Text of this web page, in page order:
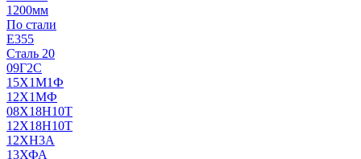
1200мм
По стали
E355
Сталь 20
09Г2С
15Х1М1Ф
12Х1МФ
08Х18Н10Т
12Х18Н10Т
12ХН3А
13ХФА